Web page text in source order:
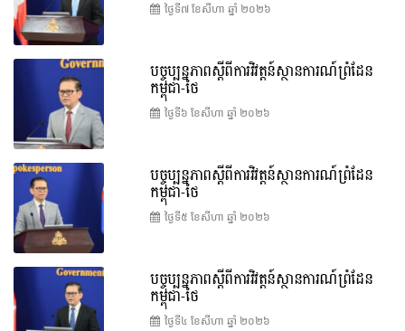
ថ្ងៃទី៧ ខែ​សីហា ឆ្នាំ ២០២៦
បច្ចុប្បន្នភាពស្ដីពីការវិវត្តន៍ស្ថានការណ៍ព្រំដែន
កម្ពុជា-ថៃ
ថ្ងៃទី៦ ខែ​សីហា ឆ្នាំ ២០២៦
បច្ចុប្បន្នភាពស្ដីពីការវិវត្តន៍ស្ថានការណ៍ព្រំដែន
កម្ពុជា-ថៃ
ថ្ងៃទី៥ ខែ​សីហា ឆ្នាំ ២០២៦
បច្ចុប្បន្នភាពស្ដីពីការវិវត្តន៍ស្ថានការណ៍ព្រំដែន
កម្ពុជា-ថៃ
ថ្ងៃទី៤ ខែ​សីហា ឆ្នាំ ២០២៦